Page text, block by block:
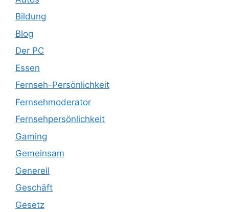
Bildung
Blog
Der PC
Essen
Fernseh-Persönlichkeit
Fernsehmoderator
Fernsehpersönlichkeit
Gaming
Gemeinsam
Generell
Geschäft
Gesetz